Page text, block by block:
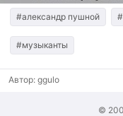
Поиск
#александр пушной
#музыканты
Автор: ggulo
©